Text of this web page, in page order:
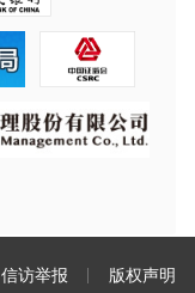
信访举报 版权声明